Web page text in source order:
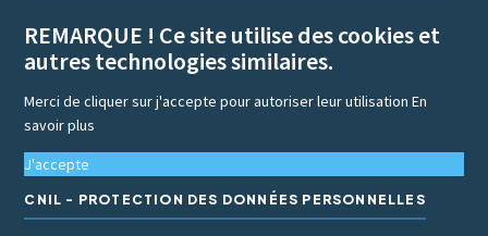
REMARQUE ! Ce site utilise des cookies et
autres technologies similaires.
Merci de cliquer sur j'accepte pour autoriser leur utilisationEn
savoir plus
J'accepte
CNIL - PROTECTION DES DONNÉES PERSONNELLES